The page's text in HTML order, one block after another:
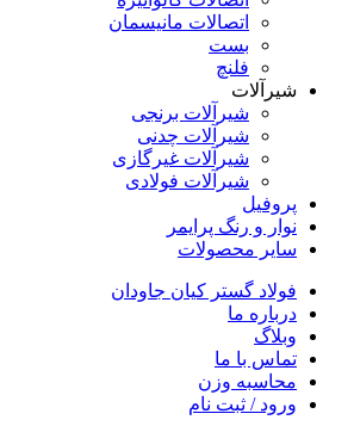
اتصالات مانیسمان
بست
فلنچ
شیرآلات
شیرآلات برنجی
شیرآلات چدنی
شیرآلات غیرگازی
شیرآلات فولادی
پروفیل
نوار و رنگ پرایمر
سایر محصولات
فولاد گستر کیان جاودان
درباره ما
وبلاگ
تماس با ما
محاسبه وزن
ورود / ثبت نام